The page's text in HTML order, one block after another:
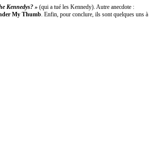
Kennedys? » (qui a tué les Kennedy). Autre anecdote :
My Thumb. Enfin, pour conclure, ils sont quelques uns à